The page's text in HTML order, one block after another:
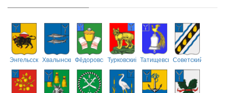
ЭнгельсскийХвалынскийФёдоровскийТурковский ТатищевскийСоветский